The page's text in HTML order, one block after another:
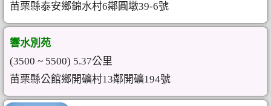
苗栗縣泰安鄉錦水村6鄰圓墩39-6號
響水別苑
(3500 ~ 5500) 5.37公里
苗栗縣公館鄉開礦村13鄰開礦194號